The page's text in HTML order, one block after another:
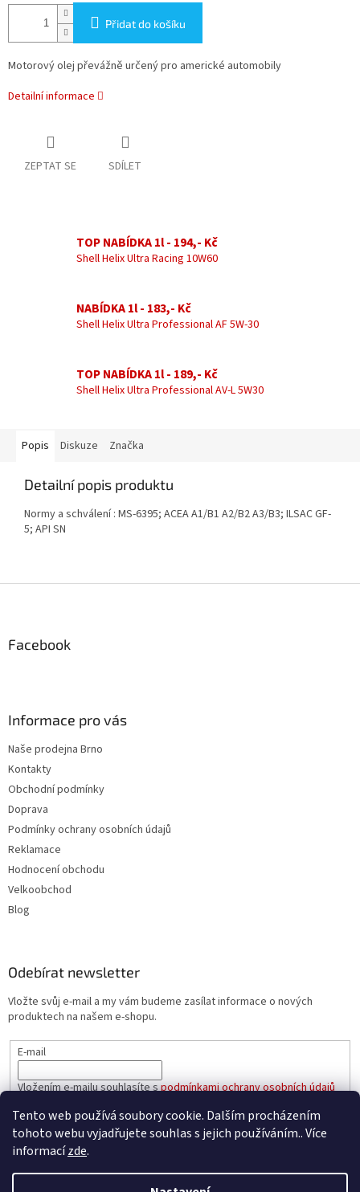
Tento web používá soubory cookie. Dalším procházením
tohoto webu vyjadřujete souhlas s jejich používáním.. Více
informacízde.
Přidat do košíku
Motorový olej převážně určený pro americké automobily
Detailní informace
ZEPTAT SE SDÍLET
TOP NABÍDKA 1l - 194,- Kč
Shell Helix Ultra Racing 10W60
NABÍDKA 1l - 183,- Kč
Shell Helix Ultra Professional AF 5W-30
TOP NABÍDKA 1l - 189,- Kč
Shell Helix Ultra Professional AV-L 5W30
Popis Diskuze Značka
Detailní popis produktu
Normy a schválení : MS-6395; ACEA A1/B1 A2/B2 A3/B3; ILSAC GF-
5; API SN
Facebook
Informace pro vás
Naše prodejna Brno
Kontakty
Obchodní podmínky
Doprava
Podmínky ochrany osobních údajů
Reklamace
Hodnocení obchodu
Velkoobchod
Blog
Odebírat newsletter
Vložte svůj e-mail a my vám budeme zasílat informace o nových
produktech na našem e-shopu.
E-mail
Vložením e-mailu souhlasíte spodmínkami ochrany osobních údajů
PŘIHLÁSIT SE